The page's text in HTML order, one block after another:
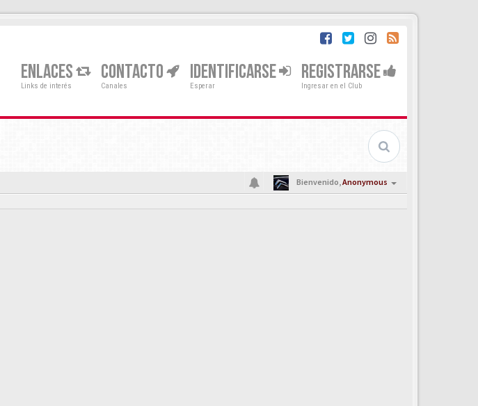
ENLACES
Links de interés
CONTACTO
Canales
IDENTIFICARSE
Esperar
REGISTRARSE
Ingresar en el Club
Bienvenido,Anonymous